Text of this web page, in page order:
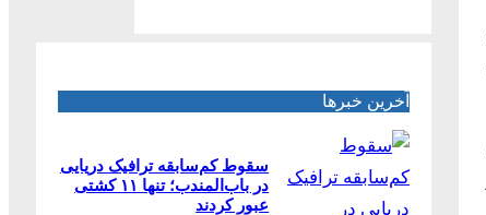
آخرین خبرها
سقوط کم‌سابقه ترافیک دریایی
در باب‌المندب؛ تنها ۱۱ کشتی
عبور کردند